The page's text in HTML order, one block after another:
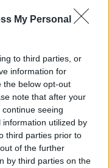
My Personal
to third parties, or
information for
the below opt-out
note that after your
seeing
utilized by
third parties prior to
of the further
by third parties on the
on viime vuosina
laskenut 3
on kohonnut 10
kaaviosta näkee,
ollut
jolla lämpötila
liikkunut.